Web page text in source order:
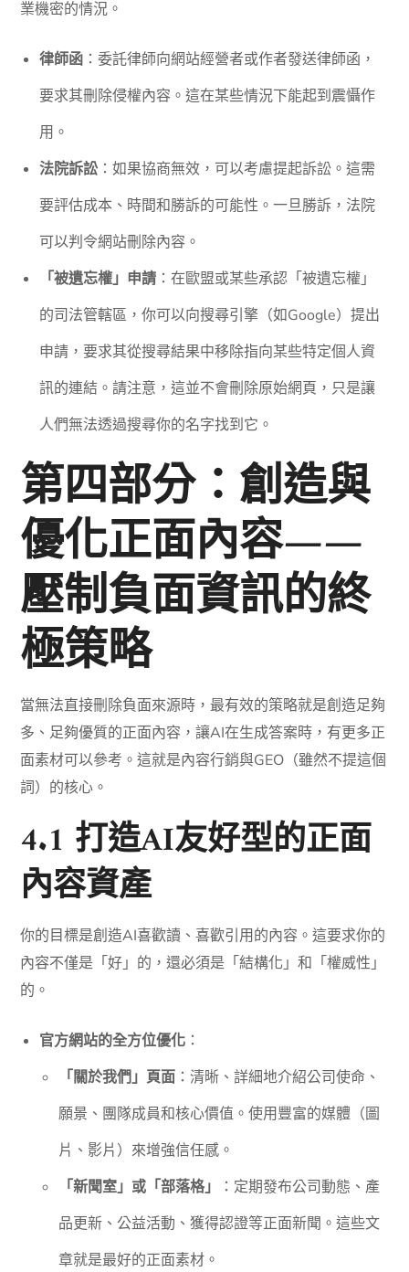
業機密的情況。
律師函 ：委託律師向網站經營者或作者發送律師函，
要求其刪除侵權內容。這在某些情況下能起到震懾作
用。
法院訴訟 ：如果協商無效，可以考慮提起訴訟。這需
要評估成本、時間和勝訴的可能性。一旦勝訴，法院
可以判令網站刪除內容。
「被遺忘權」申請 ：在歐盟或某些承認「被遺忘權」
的司法管轄區，你可以向搜尋引擎（如Google）提出
申請，要求其從搜尋結果中移除指向某些特定個人資
訊的連結。請注意，這並不會刪除原始網頁，只是讓
人們無法透過搜尋你的名字找到它。
第四部分：創造與
優化正面內容——
壓制負面資訊的終
極策略
當無法直接刪除負面來源時，最有效的策略就是創造足夠
多、足夠優質的正面內容，讓AI在生成答案時，有更多正
面素材可以參考。這就是內容行銷與GEO（雖然不提這個
詞）的核心。
4.1 打造AI友好型的正面
內容資產
你的目標是創造AI喜歡讀、喜歡引用的內容。這要求你的
內容不僅是「好」的，還必須是「結構化」和「權威性」
的。
官方網站的全方位優化 ：
「關於我們」頁面：清晰、詳細地介紹公司使命、
願景、團隊成員和核心價值。使用豐富的媒體（圖
片、影片）來增強信任感。
「新聞室」或「部落格」
：定期發布公司動態、產
品更新、公益活動、獲得認證等正面新聞。這些文
章就是最好的正面素材。